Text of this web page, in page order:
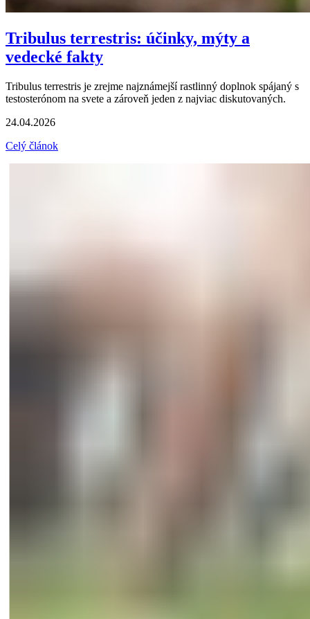
Tribulus terrestris: účinky, mýty a
vedecké fakty
Tribulus terrestris je zrejme najznámejší rastlinný doplnok spájaný s
testosterónom na svete a zároveň jeden z najviac diskutovaných.
24.04.2026
Celý článok